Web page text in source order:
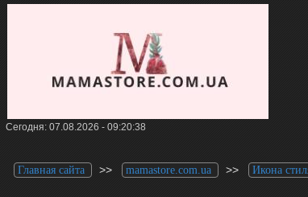
Сегодня: 07.08.2026 - 09:20:38
Главная сайта >> mamastore.com.ua >> Икона